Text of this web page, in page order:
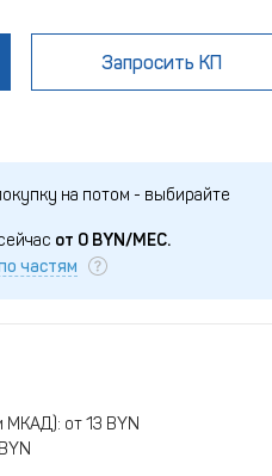
Запросить КП
на потом - выбирайте
от 0BYN/МЕС.
частям
МКАД): от 13 BYN